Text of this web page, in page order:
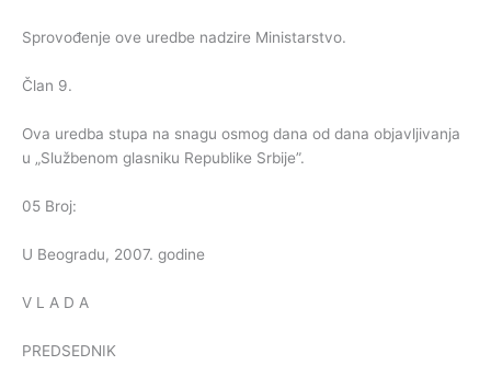
Sprovođenje ove uredbe nadzire Ministarstvo.
Član 9.
Ova uredba stupa na snagu osmog dana od dana objavljivanja
u „Službenom glasniku Republike Srbije”.
05 Broj:
U Beogradu, 2007. godine
V L A D A
PREDSEDNIK